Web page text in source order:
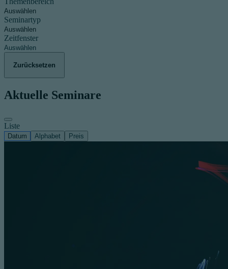
Auswählen
Seminartyp
Auswählen
Zeitfenster
Auswählen
Zurücksetzen
Aktuelle Seminare
Liste
Datum Alphabet Preis